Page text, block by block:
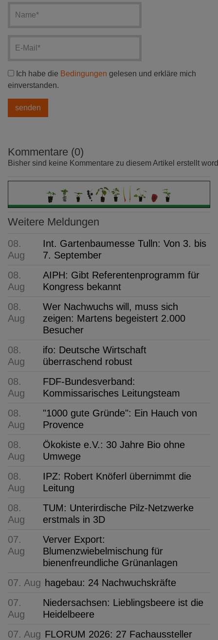
Ich habe die Bedingungen gelesen und erkläre mich
einverstanden.
Kommentare (0)
Bisher sind keine Kommentare zu diesem Artikel erstellt
Weitere Meldungen
08.
Aug
Int. Gartenbaumesse Tulln: Von 3. bis
7. September
08.
Aug
AIPH: Gibt Referentenprogramm für
Kongress bekannt
08.
Aug
Wer Nachwuchs will, muss sich
zeigen: Martens begeistert 2.000
Besucher
08.
Aug
ifo: Deutsche Wirtschaft
überraschend robust
08.
Aug
FDF-Bundesverband:
Kommissarisches Leitungsteam
08.
Aug
"1000 gute Gründe": Ein Hauch von
Provence
08.
Aug
Ökokiste e.V.: 30 Jahre Bio ohne
Umwege
08.
Aug
IPZ: Robert Knöferl übernimmt die
Leitung
08.
Aug
TUM: Unterirdische Pilz-Netzwerke
erstmals in 3D
07.
Aug
Verver Export:
Blumenzwiebelmischung für
bienenfreundliche Grünanlagen
07. Aug hagebau: 24 Nachwuchskräfte
07.
Aug
Niedersachsen: Lieblingsbeere ist die
Heidelbeere
07. Aug FLORUM 2026: 27 Fachaussteller